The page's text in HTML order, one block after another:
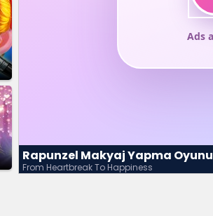
Rapunzel Makyaj Yapma Oyunu
From Heartbreak To Happiness